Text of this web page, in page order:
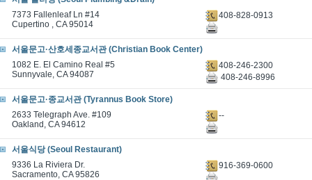
7373 Fallenleaf Ln #14
Cupertino , CA 95014
408-828-0913
서울문고·산호세종교서관 (Christian Book Center)
1082 E. El Camino Real #5
Sunnyvale, CA 94087
408-246-2300
408-246-8996
서울문고·종교서관 (Tyrannus Book Store)
2633 Telegraph Ave. #109
Oakland, CA 94612
--
서울식당 (Seoul Restaurant)
9336 La Riviera Dr.
Sacramento, CA 95826
916-369-0600